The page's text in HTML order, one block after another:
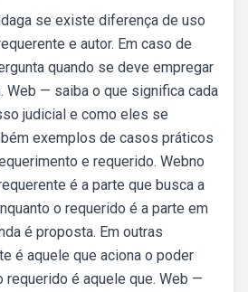
se existe diferença de uso
e autor. Em caso de
quando se deve empregar
Web — saiba o que significa cada
judicial e como eles se
exemplos de casos práticos
e requerido. Webno
é a parte que busca a
o requerido é a parte em
é proposta. Em outras
é aquele que aciona o poder
requerido é aquele que. Web —